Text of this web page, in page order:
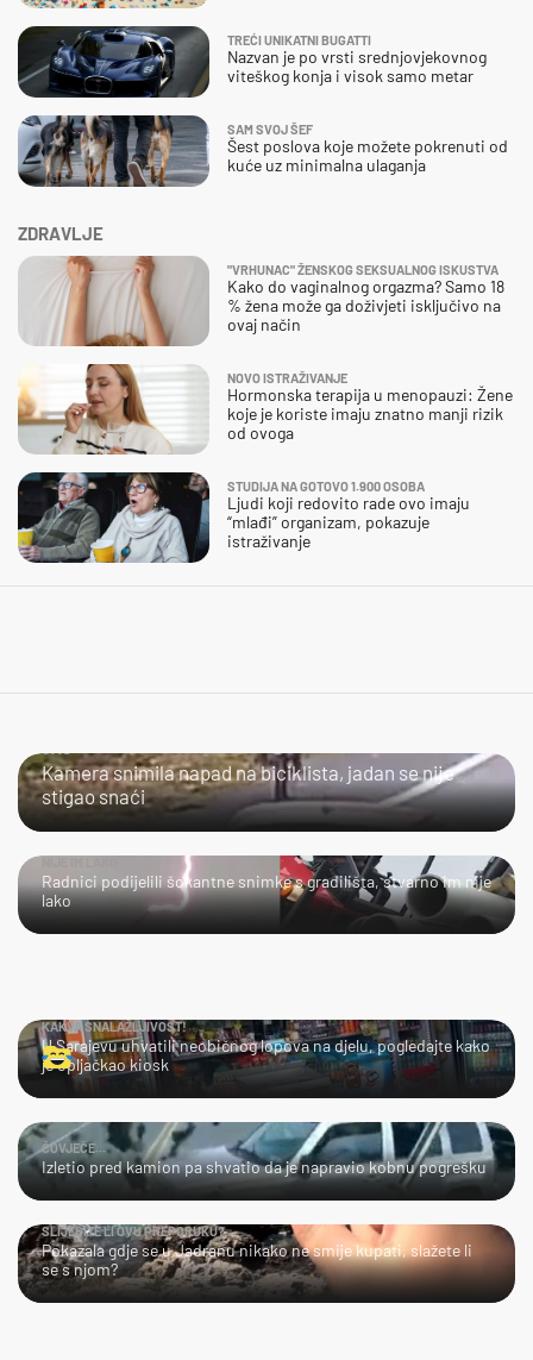
ZDRAVLJE
"VRHUNAC" ŽENSKOG SEKSUALNOG ISKUSTVA
Kako do vaginalnog orgazma? Samo 18
% žena može ga doživjeti isključivo na
ovaj način
NOVO ISTRAŽIVANJE
Hormonska terapija u menopauzi: Žene
koje je koriste imaju znatno manji rizik
od ovoga
STUDIJA NA GOTOVO 1.900 OSOBA
Ljudi koji redovito rade ovo imaju
“mlađi” organizam, pokazuje
istraživanje
TREĆI UNIKATNI BUGATTI
Nazvan je po vrsti srednjovjekovnog
viteškog konja i visok samo metar
SAM SVOJ ŠEF
Šest poslova koje možete pokrenuti od
kuće uz minimalna ulaganja
JAO...
Kamera snimila napad na biciklista, jadan se nije
stigao snaći
Radnici podijelili šokantne snimke s gradilišta, stvarno im nije
lako
KAKVA SNALAŽLJIVOST!
U Sarajevu uhvatili neobičnog lopova na djelu, pogledajte kako
je opljačkao kiosk
ČOVJEČE...
Izletio pred kamion pa shvatio da je napravio kobnu pogrešku
SLIJEDITE LI OVU PREPORUKU?
Pokazala gdje se u Jadranu nikako ne smije kupati, slažete li
se s njom?